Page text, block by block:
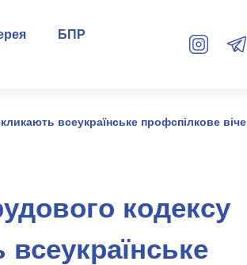
БПР
всеукраїнське профспілкове віче
кодексу